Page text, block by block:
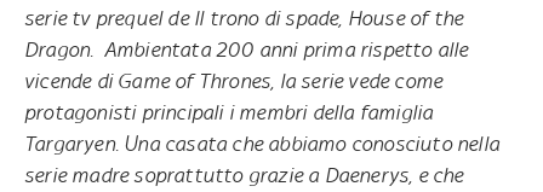
serie tv prequel de Il trono di spade, House of the
Dragon. Ambientata 200 anni prima rispetto alle
vicende di Game of Thrones , la serie vede come
protagonisti principali i membri della famiglia
Targaryen. Una casata che abbiamo conosciuto nella
serie madre soprattutto grazie a Daenerys, e che